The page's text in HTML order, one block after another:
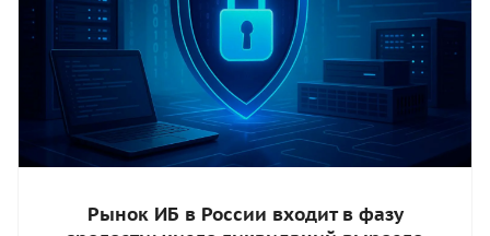
Рынок ИБ в России входит в фазу